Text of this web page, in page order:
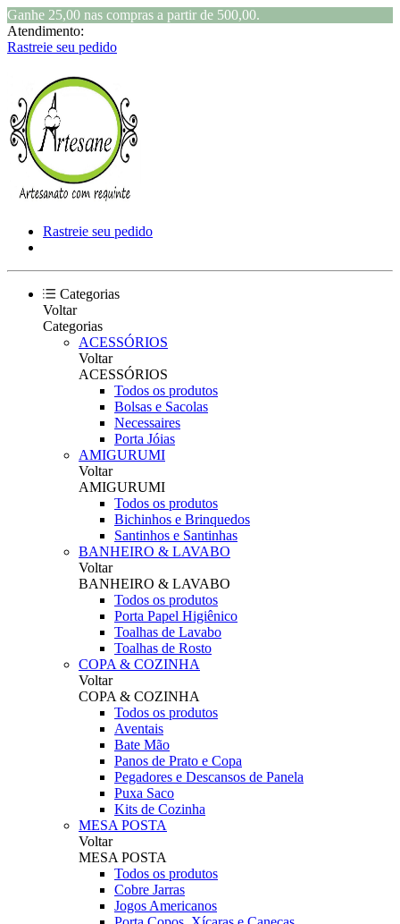
Ganhe 25,00 nas compras a partir de 500,00.
Atendimento:
Rastreie seu pedido
Rastreie seu pedido
Categorias
Voltar
Categorias
ACESSÓRIOS
Voltar
ACESSÓRIOS
Todos os produtos
Bolsas e Sacolas
Necessaires
Porta Jóias
AMIGURUMI
Voltar
AMIGURUMI
Todos os produtos
Bichinhos e Brinquedos
Santinhos e Santinhas
BANHEIRO & LAVABO
Voltar
BANHEIRO & LAVABO
Todos os produtos
Porta Papel Higiênico
Toalhas de Lavabo
Toalhas de Rosto
COPA & COZINHA
Voltar
COPA & COZINHA
Todos os produtos
Aventais
Bate Mão
Panos de Prato e Copa
Pegadores e Descansos de Panela
Puxa Saco
Kits de Cozinha
MESA POSTA
Voltar
MESA POSTA
Todos os produtos
Cobre Jarras
Jogos Americanos